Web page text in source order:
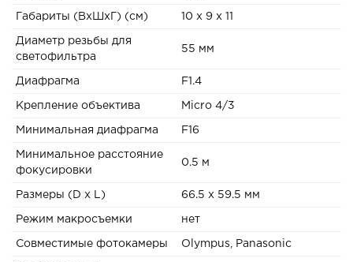
Габариты (ВxШxГ) (см) 10 x 9 x 11
Диаметр резьбы для
светофильтра
55 мм
Диафрагма F1.4
Крепление объектива Micro 4/3
Минимальная диафрагма F16
Минимальное расстояние
фокусировки
0.5 м
Размеры (D x L) 66.5 х 59.5 мм
Режим макросъемки нет
Совместимые фотокамеры Olympus, Panasonic